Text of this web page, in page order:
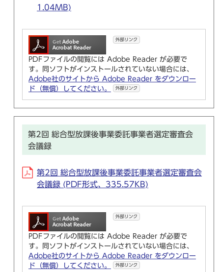
1.04MB)
外部リンク
PDFファイルの閲覧には Adobe Reader が必要で
す。同ソフトがインストールされていない場合には、
Adobe社のサイトから Adobe Reader をダウンロー
ド（無償）してください。
外部リンク
第2回 総合型放課後事業委託事業者選定審査会
会議録
第2回 総合型放課後事業委託事業者選定審査会
会議録 (PDF形式、335.57KB)
外部リンク
PDFファイルの閲覧には Adobe Reader が必要で
す。同ソフトがインストールされていない場合には、
Adobe社のサイトから Adobe Reader をダウンロー
ド（無償）してください。
外部リンク